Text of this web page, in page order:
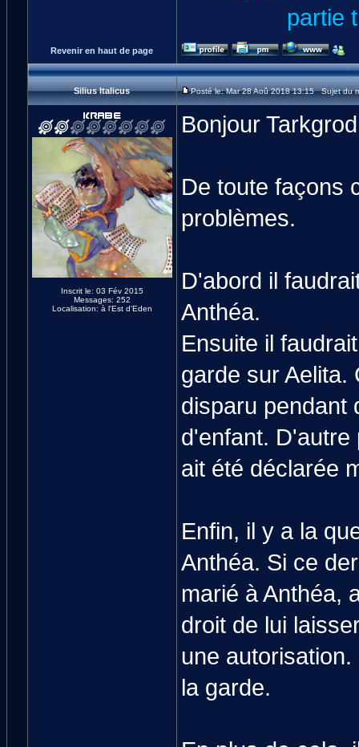
partie
Revenir en haut de page
Silius Italicus Posté le: Mar 28 Aoû 2018 13:15 Sujet du
Inscrit le: 03 Fév 2015
Messages: 252
Localisation: à l'Est d'Eden
Bonjour
De toute façons
problèmes.
D'abord il
Anthéa.
Ensuite il
garde sur Aelita.
disparu pendant
d'enfant. D'autre
ait été déclarée
Enfin, il y a la
Anthéa. Si ce
marié à Anthéa,
droit de lui
une
la garde.